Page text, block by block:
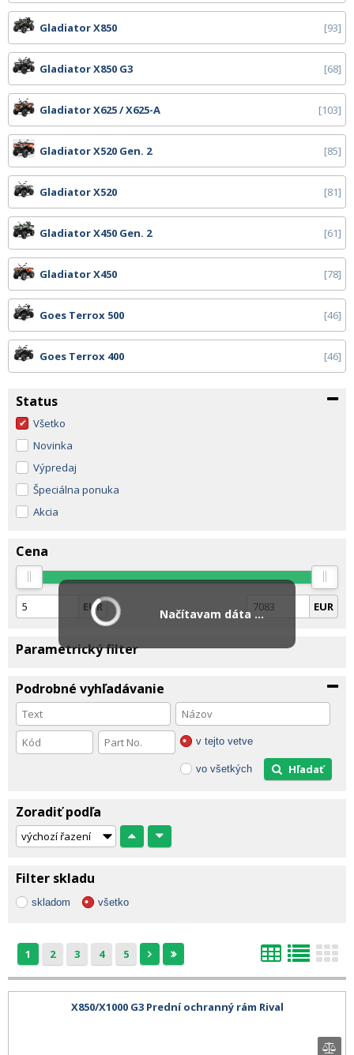
Gladiator X850 93
Gladiator X850 G3 68
Gladiator X625 / X625-A 103
Gladiator X520 Gen. 2 85
Gladiator X520 81
Gladiator X450 Gen. 2 61
Gladiator X450 78
Goes Terrox 500 46
Goes Terrox 400 46
Status
Všetko
Novinka
Výpredaj
Špeciálna ponuka
Akcia
Cena
EUR EUR
Parametrický filter
Podrobné vyhľadávanie
v tejto vetve
vo všetkých Hľadať
Zoradiť podľa
Filter skladu
skladom všetko
1 2 3 4 5
X850/X1000 G3 Prední ochranný rám Rival
Načítavam dáta ...